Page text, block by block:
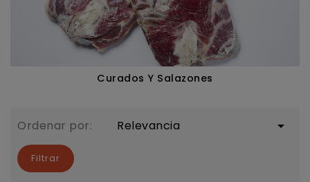
Curados Y Salazones
Ordenar por: Relevancia 
Filtrar